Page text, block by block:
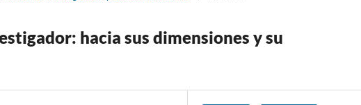
hacia sus dimensiones y su